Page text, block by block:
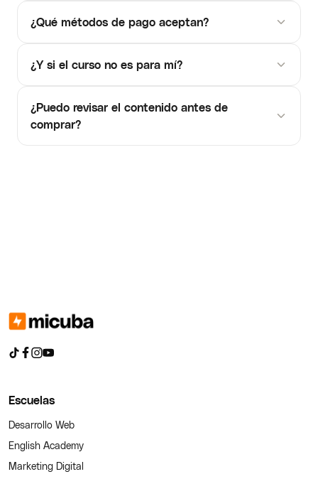
¿Qué métodos de pago aceptan?
¿Y si el curso no es para mí?
¿Puedo revisar el contenido antes de
comprar?
Escuelas
Desarrollo Web
English Academy
Marketing Digital